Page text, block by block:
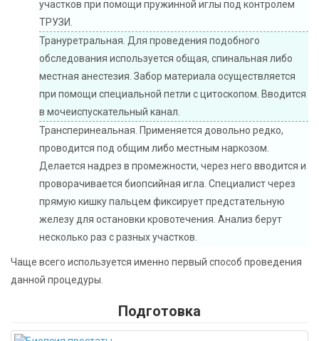
участков при помощи пружинной иглы под контролем
ТРУЗИ.
Трануретральная. Для проведения подобного
обследования используется общая, спинальная либо
местная анестезия. Забор материала осуществляется
при помощи специальной петли с цитоскопом. Вводится
в мочеиспускательный канал.
Трансперинеальная. Применяется довольно редко,
проводится под общим либо местным наркозом.
Делается надрез в промежности, через него вводится и
проворачивается биопсийная игла. Специалист через
прямую кишку пальцем фиксирует предстательную
железу для остановки кровотечения. Анализ берут
несколько раз с разных участков.
Чаще всего используется именно первый способ проведения
данной процедуры.
Подготовка